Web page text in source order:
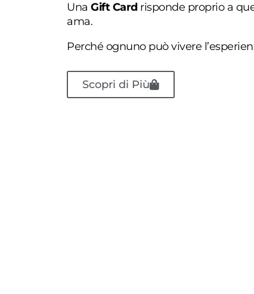
Una Gift Cardrisponde proprio a
ama.
Perché ognuno può vivere
Scopri di Più